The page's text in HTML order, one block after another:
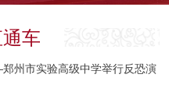
车
州市实验高级中学举行反恐演